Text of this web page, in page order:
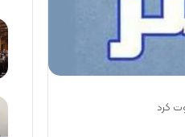
كرد